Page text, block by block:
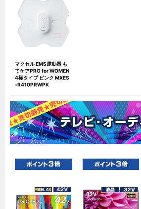
マクセル EMS運動器 も
てケアPRO for WOMEN
4極タイプ ピンク MXES
-R410PRWPK